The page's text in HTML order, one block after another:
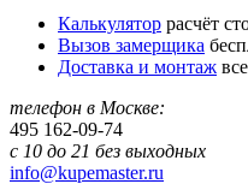
Калькулятор расчёт
Вызов замерщика
Доставка и монтаж
телефон в Москве:
495 162-09-74
с 10 до 21 без выходных
info@kupemaster.ru